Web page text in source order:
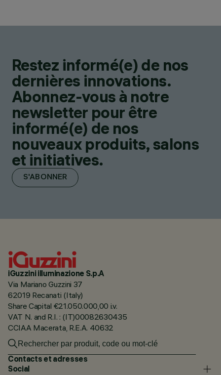
Restez informé(e) de nos
dernières innovations.
Abonnez-vous à notre
newsletter pour être
informé(e) de nos
nouveaux produits, salons
et initiatives.
S'ABONNER
iGuzzini illuminazione S.p.A
Via Mariano Guzzini 37
62019 Recanati (Italy)
Share Capital €21.050.000,00 i.v.
VAT N. and R.I. : (IT)00082630435
CCIAA Macerata, R.E.A. 40632
Contacts et adresses
Social